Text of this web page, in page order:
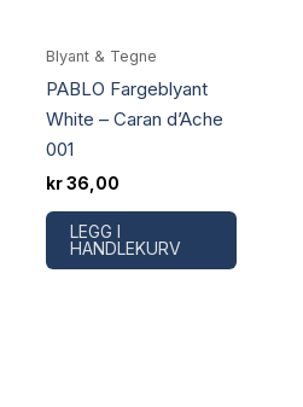
Blyant & Tegne
PABLO Fargeblyant
White – Caran d’Ache
001
kr36,00
LEGG I
HANDLEKURV